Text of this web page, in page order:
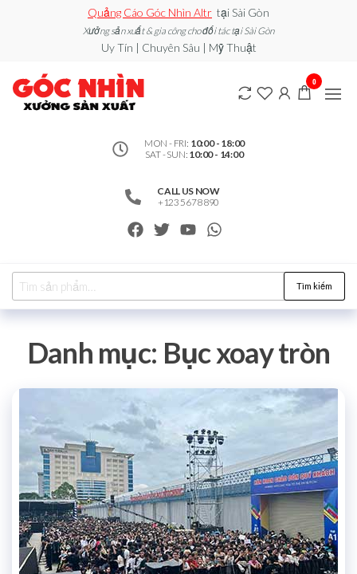
Quảng Cáo Góc Nhìn Altr tại Sài Gòn
Xưởng sản xuất & gia công cho đối tác tại Sài Gòn
Uy Tín | Chuyên Sâu | Mỹ Thuật
0912502060
– Xưởng
bán
hàng /
Xoay
may
MON - FRI: 10:00 - 18:00
SAT - SUN: 10:00 - 14:00
CALL US NOW
+123 5678 890
0
Tìm kiếm
Danh mục: Bục xoay tròn